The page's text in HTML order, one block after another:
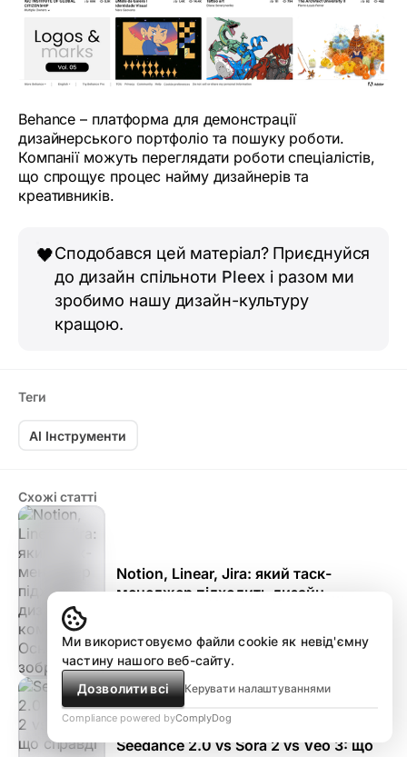
Behance – платформа для демонстрації
дизайнерського портфоліо та пошуку роботи.
Компанії можуть переглядати роботи спеціалістів,
що спрощує процес найму дизайнерів та
креативників.
🖤Сподобався цей матеріал? Приєднуйся
до дизайн спільноти Pleex і разом ми
зробимо нашу дизайн-культуру
кращою.
Теги
AI Інструменти
Схожі статті
Notion, Linear, Jira: який таск-
менеджер підходить дизайн-
Seedance 2.0 vs Sora 2 vs Veo 3: що
Ми використовуємо файли cookie як невід'ємну
частину нашого веб-сайту.
Дозволити всі
Керувати налаштуваннями
Compliance powered byComplyDog